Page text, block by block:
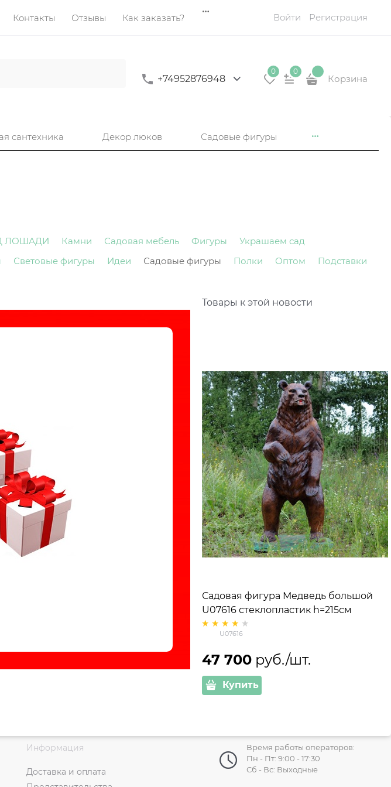
Контакты Отзывы Как заказать? Войти Регистрация
+74952876948
0 0
Корзина
сантехника Декор люков Садовые фигуры
ЛОШАДИ Камни Садовая мебель Фигуры
Украшаем сад
Световые фигуры Идеи Садовые фигуры Полки Оптом
Подставки
Товары к этой новости
Садовая фигура Медведь большой
U07616 стеклопластик h=215см
U07616
47 700 руб./шт.
Купить
Информация
Доставка и оплата
Время работы операторов:
Пн - Пт: 9:00 - 17:30
Сб - Вс: Выходные